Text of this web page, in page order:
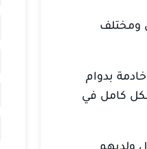
ومختلف
بدوام
كامل في
ولديهم